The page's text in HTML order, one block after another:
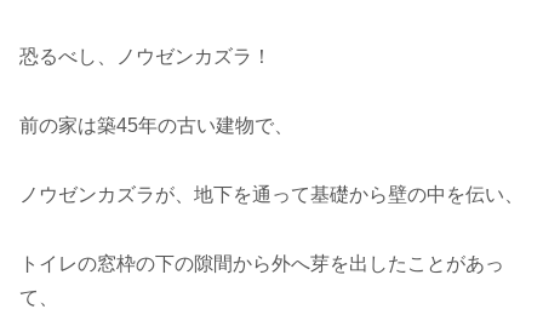
恐るべし、ノウゼンカズラ！
前の家は築45年の古い建物で、
ノウゼンカズラが、地下を通って基礎から壁の中を伝い、
トイレの窓枠の下の隙間から外へ芽を出したことがあっ
て、